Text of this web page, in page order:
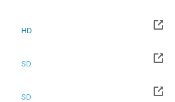
HD
SD
SD